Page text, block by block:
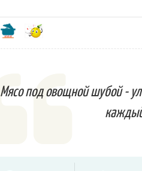
Мясо под овощной шубой -